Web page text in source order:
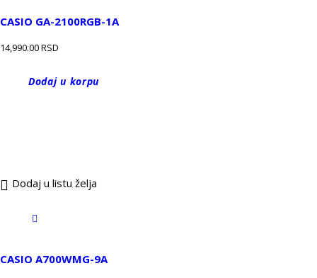
CASIO GA-2100RGB-1A
14,990.00RSD
Dodaj u korpu
Dodaj u listu želja
CASIO A700WMG-9A